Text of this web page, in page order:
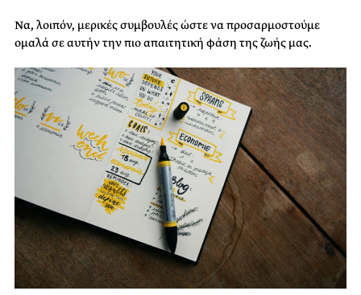
Να, λοιπόν, μερικές συμβουλές ώστε να προσαρμοστούμε
ομαλά σε αυτήν την πιο απαιτητική φάση της ζωής μας.